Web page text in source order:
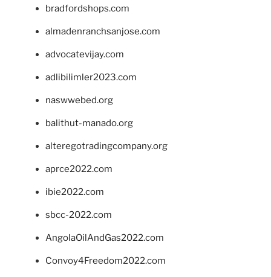
bradfordshops.com
almadenranchsanjose.com
advocatevijay.com
adlibilimler2023.com
naswwebed.org
balithut-manado.org
alteregotradingcompany.org
aprce2022.com
ibie2022.com
sbcc-2022.com
AngolaOilAndGas2022.com
Convoy4Freedom2022.com